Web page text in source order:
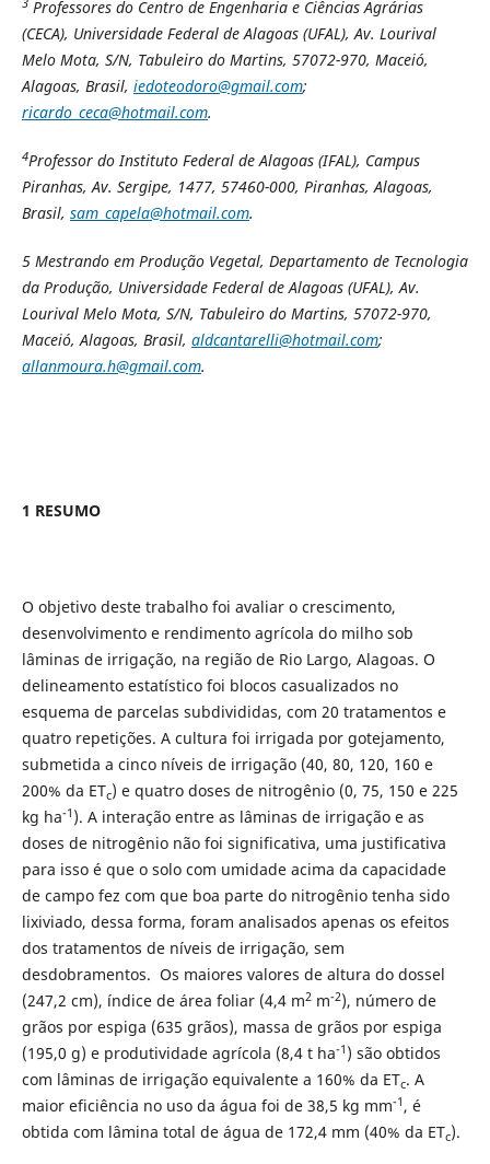
Professores do Centro de Engenharia e Ciências Agrárias
(CECA), Universidade Federal de Alagoas (UFAL), Av. Lourival
Melo Mota, S/N, Tabuleiro do Martins, 57072-970, Maceió,
Alagoas, Brasil, iedoteodoro@gmail.com;
ricardo_ceca@hotmail.com.
4Professor do Instituto Federal de Alagoas (IFAL), Campus
Piranhas, Av. Sergipe, 1477, 57460-000, Piranhas, Alagoas,
Brasil, sam_capela@hotmail.com.
5 Mestrando em Produção Vegetal, Departamento de Tecnologia
da Produção, Universidade Federal de Alagoas (UFAL), Av.
Lourival Melo Mota, S/N, Tabuleiro do Martins, 57072-970,
Maceió, Alagoas, Brasil, aldcantarelli@hotmail.com;
allanmoura.h@gmail.com.
1 RESUMO
O objetivo deste trabalho foi avaliar o crescimento,
desenvolvimento e rendimento agrícola do milho sob
lâminas de irrigação, na região de Rio Largo, Alagoas. O
delineamento estatístico foi blocos casualizados no
esquema de parcelas subdivididas, com 20 tratamentos e
quatro repetições. A cultura foi irrigada por gotejamento,
submetida a cinco níveis de irrigação (40, 80, 120, 160 e
200% da ETc) e quatro doses de nitrogênio (0, 75, 150 e 225
kg ha-1 ). A interação entre as lâminas de irrigação e as
doses de nitrogênio não foi significativa, uma justificativa
para isso é que o solo com umidade acima da capacidade
de campo fez com que boa parte do nitrogênio tenha sido
lixiviado, dessa forma, foram analisados apenas os efeitos
dos tratamentos de níveis de irrigação, sem
desdobramentos. Os maiores valores de altura do dossel
(247,2 cm), índice de área foliar (4,4 m2m-2), número de
grãos por espiga (635 grãos), massa de grãos por espiga
(195,0 g) e produtividade agrícola (8,4 t ha-1 ) são obtidos
com lâminas de irrigação equivalente a 160% da ETc. A
maior eficiência no uso da água foi de 38,5 kg mm-1 , é
obtida com lâmina total de água de 172,4 mm (40% da ETc).